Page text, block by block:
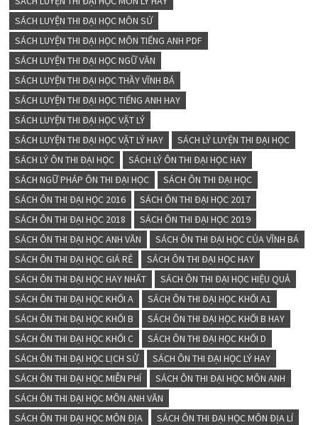
SÁCH LUYỆN THI ĐẠI HỌC MÔN SỬ
SÁCH LUYỆN THI ĐẠI HỌC MÔN TIẾNG ANH PDF
SÁCH LUYỆN THI ĐẠI HỌC NGỮ VĂN
SÁCH LUYỆN THI ĐẠI HỌC THẦY VĨNH BÁ
SÁCH LUYỆN THI ĐẠI HỌC TIẾNG ANH HAY
SÁCH LUYỆN THI ĐẠI HỌC VẬT LÝ
SÁCH LUYỆN THI ĐẠI HỌC VẬT LÝ HAY
SÁCH LÝ LUYỆN THI ĐẠI HỌC
SÁCH LÝ ÔN THI ĐẠI HỌC
SÁCH LÝ ÔN THI ĐẠI HỌC HAY
SÁCH NGỮ PHÁP ÔN THI ĐẠI HỌC
SÁCH ÔN THI ĐẠI HỌC
SÁCH ÔN THI ĐẠI HỌC 2016
SÁCH ÔN THI ĐẠI HỌC 2017
SÁCH ÔN THI ĐẠI HỌC 2018
SÁCH ÔN THI ĐẠI HỌC 2019
SÁCH ÔN THI ĐẠI HỌC ANH VĂN
SÁCH ÔN THI ĐẠI HỌC CỦA VĨNH BÁ
SÁCH ÔN THI ĐẠI HỌC GIÁ RẺ
SÁCH ÔN THI ĐẠI HỌC HAY
SÁCH ÔN THI ĐẠI HỌC HAY NHẤT
SÁCH ÔN THI ĐẠI HỌC HIỆU QUẢ
SÁCH ÔN THI ĐẠI HỌC KHỐI A
SÁCH ÔN THI ĐẠI HỌC KHỐI A1
SÁCH ÔN THI ĐẠI HỌC KHỐI B
SÁCH ÔN THI ĐẠI HỌC KHỐI B HAY
SÁCH ÔN THI ĐẠI HỌC KHỐI C
SÁCH ÔN THI ĐẠI HỌC KHỐI D
SÁCH ÔN THI ĐẠI HỌC LỊCH SỬ
SÁCH ÔN THI ĐẠI HỌC LÝ HAY
SÁCH ÔN THI ĐẠI HỌC MIỄN PHÍ
SÁCH ÔN THI ĐẠI HỌC MÔN ANH
SÁCH ÔN THI ĐẠI HỌC MÔN ANH VĂN
SÁCH ÔN THI ĐẠI HỌC MÔN ĐỊA
SÁCH ÔN THI ĐẠI HỌC MÔN ĐỊA LÍ